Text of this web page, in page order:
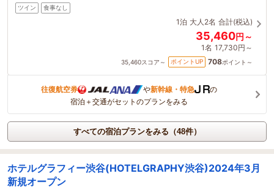
ツイン 食事なし
1泊 大人2名 合計(税込)
35,460円～
1名 17,730円～
35,460スコア～ ポイントUP 708ポイント～
往復航空券 や新幹線・特急
の
宿泊＋交通がセットのプランをみる
すべての宿泊プランをみる（48件）
ホテルグラフィー渋谷(HOTELGRAPHY渋谷)2024年3月
新規オープン